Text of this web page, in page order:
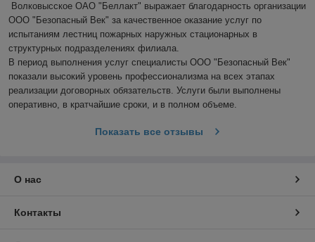
Волковысское ОАО "Беллакт" выражает благодарность организации
ООО "Безопасный Век" за качественное оказание услуг по
испытаниям лестниц пожарных наружных стационарных в
структурных подразделениях филиала.
В период выполнения услуг специалисты ООО "Безопасный Век"
показали высокий уровень профессионализма на всех этапах
реализации договорных обязательств. Услуги были выполнены
оперативно, в кратчайшие сроки, и в полном объеме.
Показать все отзывы
О нас
Контакты